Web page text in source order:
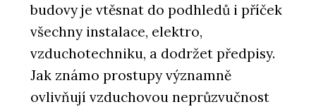
budovy je vtěsnat do podhledů i příček
všechny instalace, elektro,
vzduchotechniku, a dodržet předpisy.
Jak známo prostupy významně
ovlivňují vzduchovou neprůzvučnost